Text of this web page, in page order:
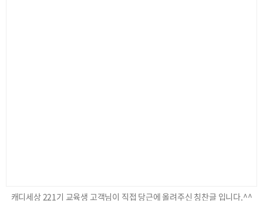
캐디세상 221기 교육생 고객님이 직접 당근에 올려주신 칭찬글 입니다.^^